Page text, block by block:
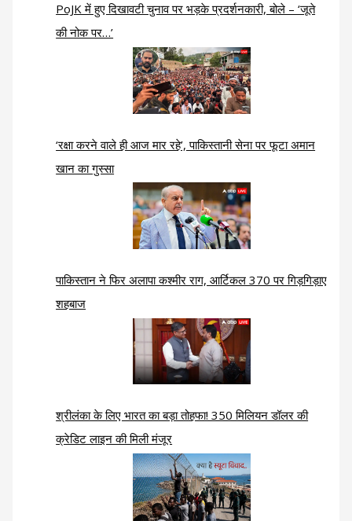
PoJK में हुए दिखावटी चुनाव पर भड़के प्रदर्शनकारी, बोले – ‘जूते
की नोक पर…’
‘रक्षा करने वाले ही आज मार रहे’, पाकिस्तानी सेना पर फूटा अमान
खान का गुस्सा
पाकिस्तान ने फिर अलापा कश्मीर राग, आर्टिकल 370 पर गिड़गिड़ाए
शहबाज
श्रीलंका के लिए भारत का बड़ा तोहफा! 350 मिलियन डॉलर की
क्रेडिट लाइन की मिली मंजूर